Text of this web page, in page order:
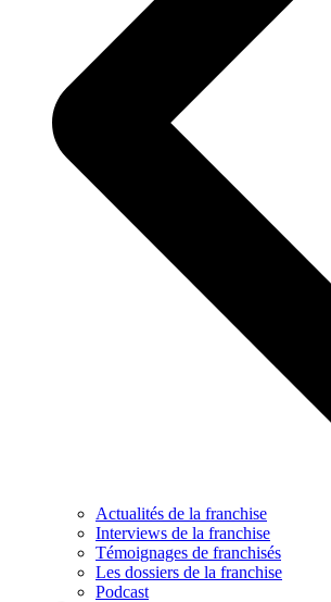
Actualités de la franchise
Interviews de la franchise
Témoignages de franchisés
Les dossiers de la franchise
Podcast